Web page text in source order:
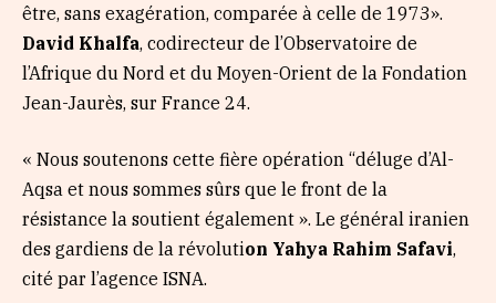
être, sans exagération, comparée à celle de 1973».
David Khalfa, codirecteur de l’Observatoire de
l’Afrique du Nord et du Moyen-Orient de la Fondation
Jean-Jaurès, sur France 24.
« Nous soutenons cette fière opération “déluge d’Al-
Aqsa et nous sommes sûrs que le front de la
résistance la soutient également ». Le général iranien
des gardiens de la révolution Yahya Rahim Safavi,
cité par l’agence ISNA.